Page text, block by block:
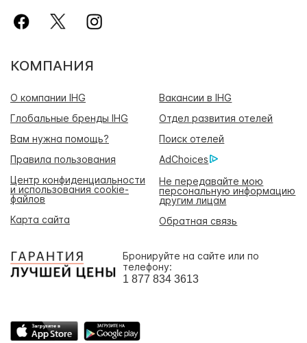
КОМПАНИЯ
О компании IHG
Вакансии в IHG
Глобальные бренды IHG
Отдел развития отелей
Вам нужна помощь?
Поиск отелей
Правила пользования
AdChoices
Центр конфиденциальности
и использования cookie-
файлов
Не передавайте мою
персональную информацию
другим лицам
Карта сайта
Обратная связь
Бронируйте на сайте или по
телефону:
1 877 834 3613